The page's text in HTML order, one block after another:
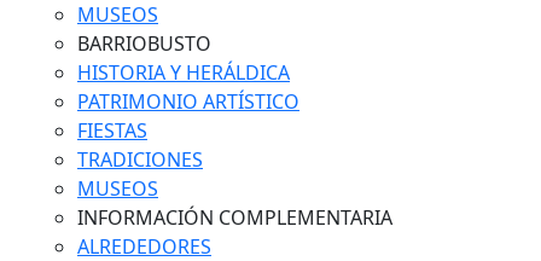
MUSEOS
BARRIOBUSTO
HISTORIA Y HERÁLDICA
PATRIMONIO ARTÍSTICO
FIESTAS
TRADICIONES
MUSEOS
INFORMACIÓN COMPLEMENTARIA
ALREDEDORES